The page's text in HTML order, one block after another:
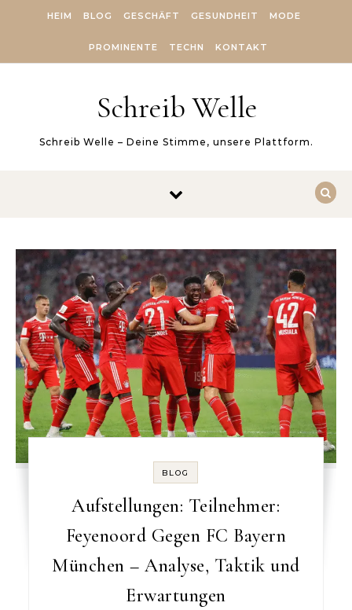
HEIM BLOG GESCHÄFT GESUNDHEIT MODE
PROMINENTE TECHN KONTAKT
Schreib Welle
Schreib Welle – Deine Stimme, unsere Plattform.
BLOG
Aufstellungen: Teilnehmer:
Feyenoord Gegen FC Bayern
München – Analyse, Taktik und
Erwartungen